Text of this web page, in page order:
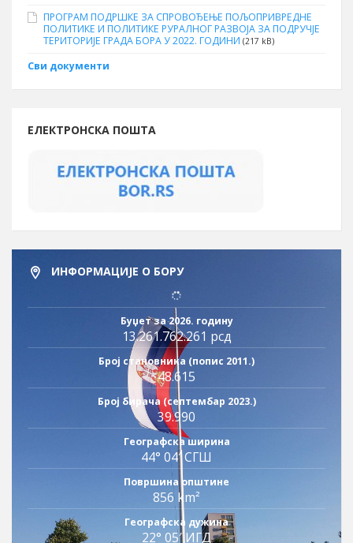
ПРОГРАМ ПОДРШКЕ ЗА СПРОВОЂЕЊЕ ПОЉОПРИВРЕДНЕ
ПОЛИТИКЕ И ПОЛИТИКЕ РУРАЛНОГ РАЗВОЈА ЗА ПОДРУЧЈЕ
ТЕРИТОРИЈЕ ГРАДА БОРА У 2022. ГОДИНИ (217 kB)
Сви документи
ЕЛЕКТРОНСКА ПОШТА
ИНФОРМАЦИЈЕ О БОРУ
Буџет за 2026. годину
13.261.762.261 рсд
Број становника (попис 2011.)
48.615
Број бирача (септембар 2023.)
39.990
Географска ширина
44° 04′ СГШ
Површина општине
856 km²
Географска дужина
22° 05′ ИГД